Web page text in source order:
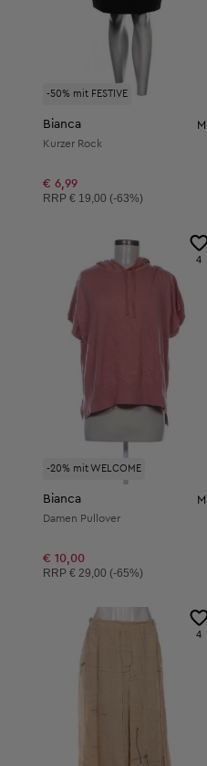
-50% mit FESTIVE
Bianca M
Kurzer Rock
€ 6,99
Unverbindliche Preisempfehlung:
RRP € 19,00 (-63%)
-20% mit WELCOME
4
Bianca M
Damen Pullover
€ 10,00
Unverbindliche Preisempfehlung:
RRP € 29,00 (-65%)
4